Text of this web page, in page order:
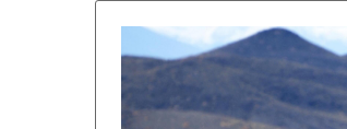
DECOUVRIR CE CIRCUIT